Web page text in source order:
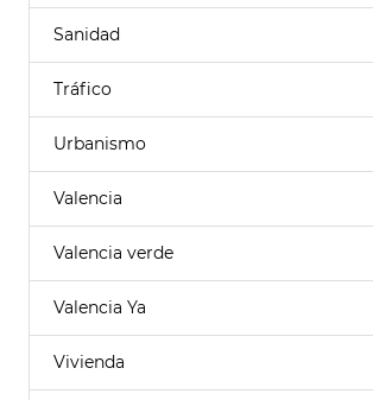
Sanidad
Tráfico
Urbanismo
Valencia
Valencia verde
Valencia Ya
Vivienda